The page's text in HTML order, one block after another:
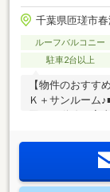
千葉県匝瑳市
ルーフバルコニー
駐車2台以上
【物件のおすす
Ｋ＋サンルーム
可能♪■専用庭で
♪【周辺のおす